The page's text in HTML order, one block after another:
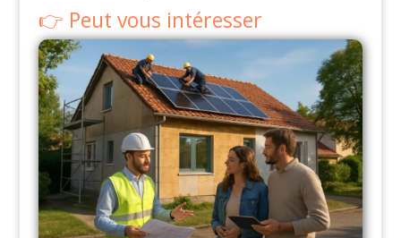
Peut vous intéresser